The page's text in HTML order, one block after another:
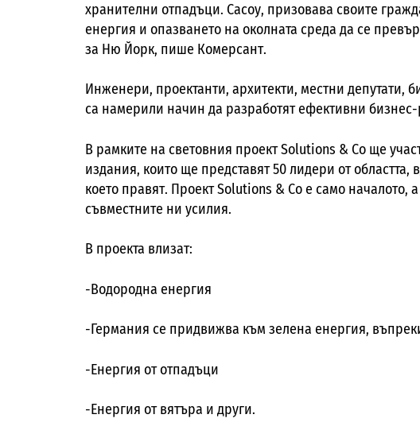
хранителни отпадъци. Сасоу, призовава своите
енергия и опазването на околната среда да се
за Ню Йорк, пише Комерсант.
Инженери, проектанти, архитекти, местни депутати,
са намерили начин да разработят ефективни
В рамките на световния проект Solutions & Co ще
издания, които ще представят 50 лидери от
което правят. Проект Solutions & Co е само началото,
съвместните ни усилия.
В проекта влизат:
-Водородна енергия
-Германия се придвижва към зелена енергия,
-Енергия от отпадъци
-Енергия от вятъра и други.